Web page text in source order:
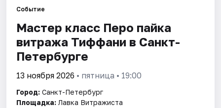
Города
Площадки
Артисты
Рейтинги
Событие
Мастер класс Перо пайка
витража Тиффани в Санкт-
Петербурге
13 ноября 2026 • пятница • 19:00
Город: Санкт-Петербург
Площадка: Лавка Витражиста